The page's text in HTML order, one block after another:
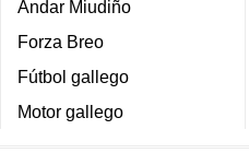
Andar Miudiño
Forza Breo
Fútbol gallego
Motor gallego